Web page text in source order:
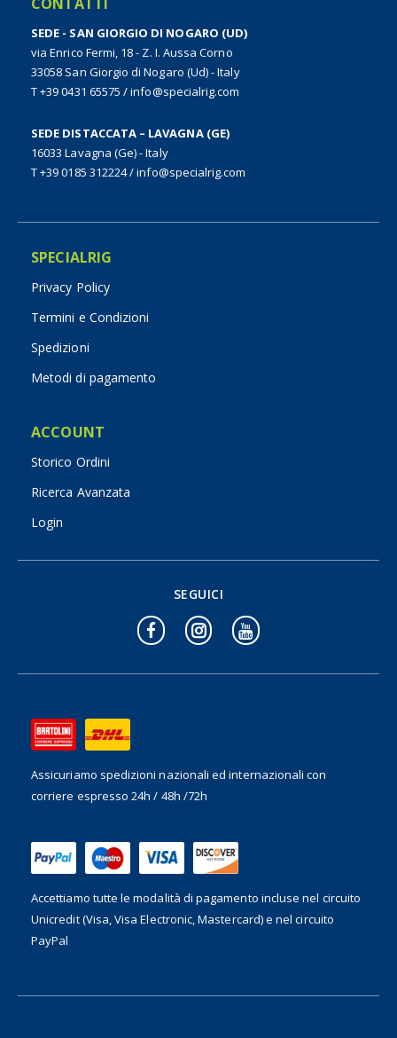
CONTATTI
SEDE - SAN GIORGIO DI NOGARO (UD)
via Enrico Fermi, 18 - Z. I. Aussa Corno
33058 San Giorgio di Nogaro (Ud) - Italy
T +39 0431 65575 /info@specialrig.com
SEDE DISTACCATA – LAVAGNA (GE)
16033 Lavagna (Ge) - Italy
T +39 0185 312224/info@specialrig.com
SPECIALRIG
Privacy Policy
Termini e Condizioni
Spedizioni
Metodi di pagamento
ACCOUNT
Storico Ordini
Ricerca Avanzata
Login
Assicuriamo spedizioni nazionali ed internazionalicon
corriere espresso 24h / 48h /72h
Accettiamo tutte le modalità di pagamento incluse nel circuito
Unicredit (Visa, Visa Electronic, Mastercard) e nel circuito
PayPal
SEGUICI